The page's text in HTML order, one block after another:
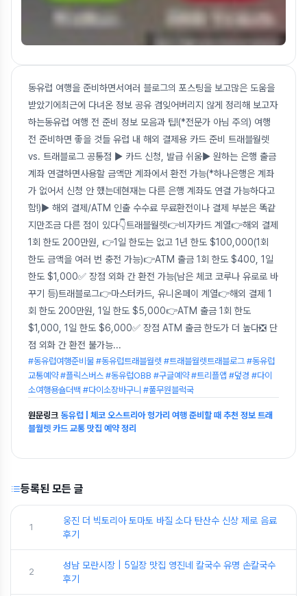
동유럽 여행을 준비하면서여러 블로그의 포스팅을 보고많은 도움을
받았기에최근에 다녀온 정보 공유 겸잊어버리지 않게 정리해 보고자
하는동유럽 여행 전 준비 정보 모음과 팁!(*전문가 아님 주의) 여행
전 준비하면 좋을 것들 유럽 내 해외 결제용 카드 준비 트래블월렛
vs. 트래블로그 공통점 ▶️ 카드 신청, 발급 쉬움▶️ 원하는 은행 출금
계좌 연결하면사용할 금액만 계좌에서 환전 가능(*하나은행은 계좌
가 없어서 신청 안 했는데현재는 다른 은행 계좌도 연결 가능하다고
함!)▶️ 해외 결제/ATM 인출 수수료 무료환전이나 결제 부분은 똑같
지만조금 다른 점이 있다👇트래블월렛👉비자카드 계열👉해외 결제
1회 한도 200만원, 👉1일 한도는 없고 1년 한도 $100,000(1회
한도 금액을 여러 번 충전 가능)👉ATM 출금 1회 한도 $400, 1일
한도 $1,000✅ 장점 외화 간 환전 가능(남은 체코 코루나 유로로 바
꾸기 등)트래블로그👉마스터카드, 유니온페이 계열👉해외 결제 1
회 한도 200만원, 1일 한도 $5,000👉ATM 출금 1회 한도
$1,000, 1일 한도 $6,000✅ 장점 ATM 출금 한도가 더 높다❎ 단
점 외화 간 환전 불가능...
#동유럽여행준비물 #동유럽트래블월렛 #트래블월렛트래블로그 #동유럽
교통예약 #플릭스버스 #동유럽OBB #구글예약 #트리플앱 #덮경 #다이
소여행용숄더백 #다이소장바구니 #풀무원블럭국
원문링크 동유럽 | 체코 오스트리아 헝가리 여행 준비할 때 추천 정보 트래
블월렛 카드 교통 맛집 예약 정리
등록된 모든 글
1
웅진 더 빅토리아 토마토 바질 소다 탄산수 신상 제로 음료
후기
2
성남 모란시장 | 5일장 맛집 영진네 칼국수 유명 손칼국수
후기